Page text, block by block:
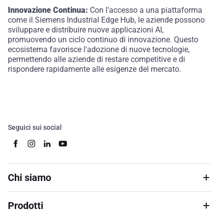
Innovazione Continua: Con l'accesso a una piattaforma
come il Siemens Industrial Edge Hub, le aziende possono
sviluppare e distribuire nuove applicazioni AI,
promuovendo un ciclo continuo di innovazione. Questo
ecosistema favorisce l'adozione di nuove tecnologie,
permettendo alle aziende di restare competitive e di
rispondere rapidamente alle esigenze del mercato.
Seguici sui social
Chi siamo
Prodotti